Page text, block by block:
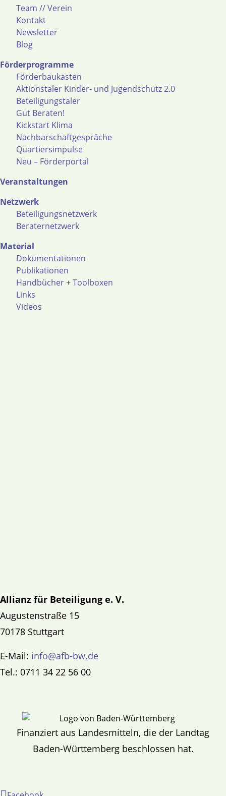
Team // Verein
Kontakt
Newsletter
Blog
Förderprogramme
Förderbaukasten
Aktionstaler Kinder- und Jugendschutz 2.0
Beteiligungstaler
Gut Beraten!
Kickstart Klima
Nachbarschaftgespräche
Quartiersimpulse
Neu – Förderportal
Veranstaltungen
Netzwerk
Beteiligungsnetzwerk
Beraternetzwerk
Material
Dokumentationen
Publikationen
Handbücher + Toolboxen
Links
Videos
Allianz für Beteiligung e. V.
Augustenstraße 15
70178 Stuttgart
E-Mail: info@afb-bw.de
Tel.: 0711 34 22 56 00
Finanziert aus Landesmitteln, die der Landtag
Baden-Württemberg beschlossen hat.